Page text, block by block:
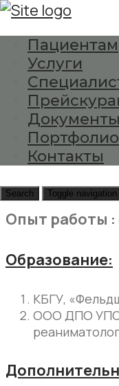
×
Пациентам
Услуги
Документы
Портфолио
Контакты
Search Toggle navigation
Нагоева
Главная
Нагоева
Старшая
Опыт работы :
Образование:
КБГУ,
ООО ДПО УПС,